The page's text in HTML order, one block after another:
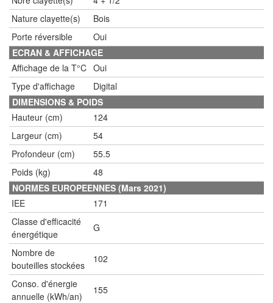
Nature clayette(s)
Bois
Porte réversible
Oui
ECRAN & AFFICHAGE
Affichage de la T°C Oui
Type d'affichage
Digital
DIMENSIONS & POIDS
Hauteur (cm)
124
Largeur (cm)
54
Profondeur (cm)
55.5
Poids (kg)
48
NORMES EUROPEENNES (Mars 2021)
IEE
171
Classe d'efficacité
énergétique
G
Nombre de
bouteilles stockées
102
Conso. d'énergie
annuelle (kWh/an)
155